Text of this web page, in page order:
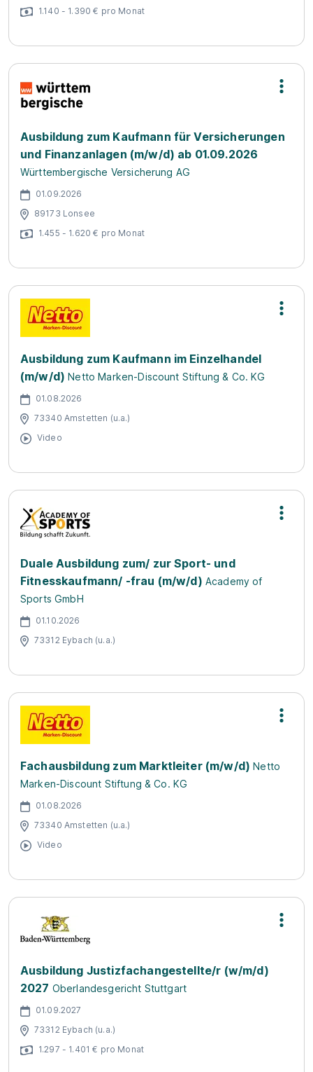
1.140 - 1.390 € pro Monat
Ausbildung zum Kaufmann für Versicherungen
und Finanzanlagen (m/w/d) ab 01.09.2026
Württembergische Versicherung AG
01.09.2026
89173 Lonsee
1.455 - 1.620 € pro Monat
Ausbildung zum Kaufmann im Einzelhandel
(m/w/d) Netto Marken-Discount Stiftung & Co. KG
01.08.2026
73340 Amstetten (u.a.)
Video
Duale Ausbildung zum/ zur Sport- und
Fitnesskaufmann/ -frau (m/w/d) Academy of
Sports GmbH
01.10.2026
73312 Eybach (u.a.)
Fachausbildung zum Marktleiter (m/w/d) Netto
Marken-Discount Stiftung & Co. KG
01.08.2026
73340 Amstetten (u.a.)
Video
Ausbildung Justizfachangestellte/r (w/m/d)
2027 Oberlandesgericht Stuttgart
01.09.2027
73312 Eybach (u.a.)
1.297 - 1.401 € pro Monat